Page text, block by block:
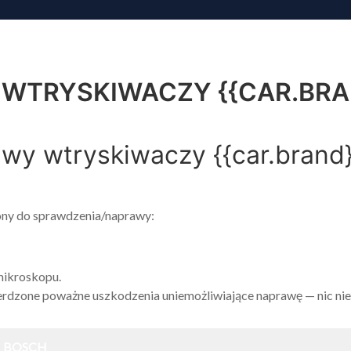
wtryskiwaczy
do sprawdzenia/naprawy:
poważne uszkodzenia uniemożliwiające naprawę — nic nie